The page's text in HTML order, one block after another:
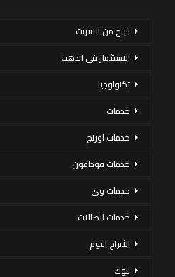
الربح من الانترنت
الاستثمار فى الذهب
تكنولوجيا
خدمات
خدمات اورنج
خدمات فودافون
خدمات وى
خدمات اتصالات
الأبراج اليوم
بنوك